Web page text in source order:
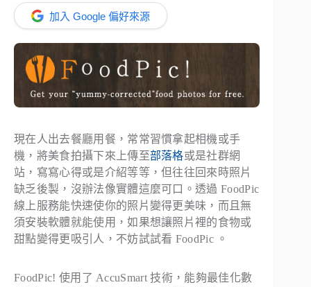
加入 Google 偏好來源
現在人出去餐廳用餐，常常習慣拿起相機或手
機，將美食拍攝下來上傳至部落格或是社群網
站，寫寫心得或是介紹等等，但往往回來時照片
缺乏後製，沒辦法像實體這麼可口。透過 FoodPic
線上服務能快速使你的照片變得更美味，而且無
須安裝軟體就能使用，如果想讓照片裡的食物或
甜點變得更吸引人，不妨試試看 FoodPic 。
FoodPic! 使用了 AccuSmart 技術，能夠最佳化數